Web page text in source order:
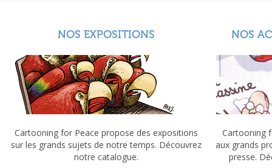
NOS EXPOSITIONS
Cartooning for Peace propose des expositions
sur les grands sujets de notre temps. Découvrez
notre catalogue.
NOS
Cartooning
aux grands
presse.